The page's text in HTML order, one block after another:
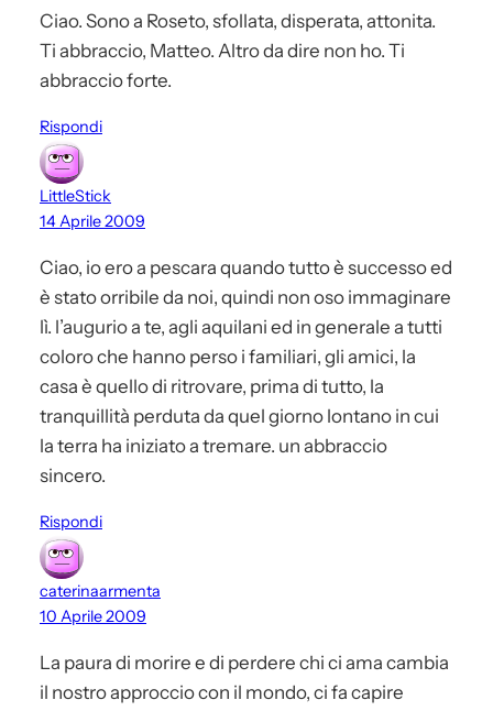
Ciao. Sono a Roseto, sfollata, disperata, attonita.
Ti abbraccio, Matteo. Altro da dire non ho. Ti
abbraccio forte.
Rispondi
LittleStick
14 Aprile 2009
Ciao, io ero a pescara quando tutto è successo ed
è stato orribile da noi, quindi non oso immaginare
lì. l’augurio a te, agli aquilani ed in generale a tutti
coloro che hanno perso i familiari, gli amici, la
casa è quello di ritrovare, prima di tutto, la
tranquillità perduta da quel giorno lontano in cui
la terra ha iniziato a tremare. un abbraccio
sincero.
Rispondi
caterinaarmenta
10 Aprile 2009
La paura di morire e di perdere chi ci ama cambia
il nostro approccio con il mondo, ci fa capire